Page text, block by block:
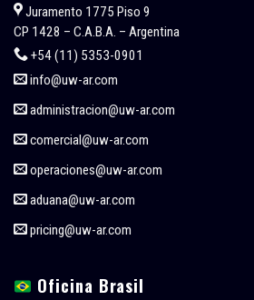
Juramento 1775 Piso 9
CP 1428 – C.A.B.A. – Argentina
+54 (11) 5353-0901
info@uw-ar.com
administracion@uw-ar.com
comercial@uw-ar.com
operaciones@uw-ar.com
aduana@uw-ar.com
pricing@uw-ar.com
Oficina Brasil